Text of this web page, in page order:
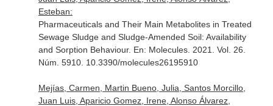
Esteban:
Pharmaceuticals and Their Main Metabolites in Treated
Sewage Sludge and Sludge-Amended Soil: Availability
and Sorption Behaviour. En: Molecules. 2021. Vol. 26.
Núm. 5910. 10.3390/molecules26195910
Mejías, Carmen, Martin Bueno, Julia, Santos Morcillo,
Juan Luis, Aparicio Gomez, Irene, Alonso Álvarez,